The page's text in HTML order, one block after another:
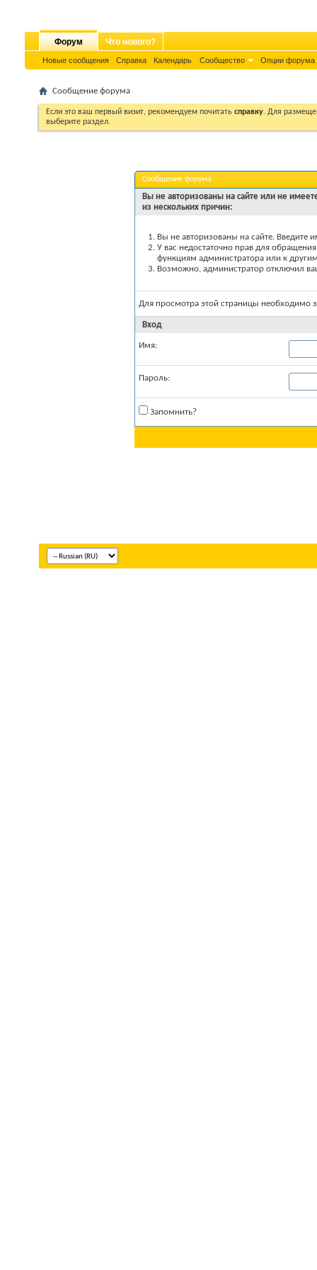
Форум
Новые сообщения Справка Календарь Сообщество Опции форума
Что нового?
Сообщение форума
Если это ваш первый визит, рекомендуем почитать справку. Для
выберите раздел.
Сообщение форума
Вы не авторизованы на сайте или не
из нескольких причин:
Вы не авторизованы на сайте. Введите
У вас недостаточно прав для
функциям администратора или к
Возможно, администратор отключил
Для просмотра этой страницы необходимо
Вход
Имя:
Пароль:
Запомнить?